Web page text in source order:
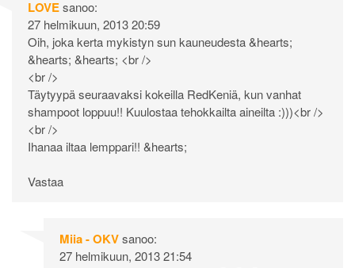
LOVEsanoo:
27 helmikuun, 2013 20:59
Oih, joka kerta mykistyn sun kauneudesta &hearts;
&hearts; &hearts; <br />
<br />
Täytyypä seuraavaksi kokeilla RedKeniä, kun vanhat
shampoot loppuu!! Kuulostaa tehokkailta aineilta :)))<br />
<br />
Ihanaa iltaa lemppari!! &hearts;
Vastaa
Miia - OKVsanoo:
27 helmikuun, 2013 21:54